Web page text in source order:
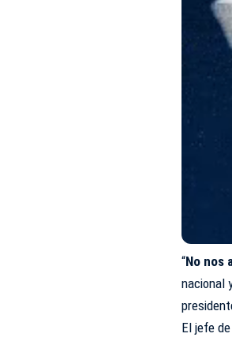
“No nos
nacional
El jefe